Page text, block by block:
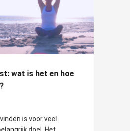
wat is het en hoe
is voor veel